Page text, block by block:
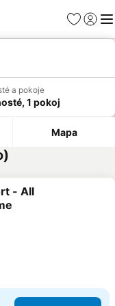
Oblíbené
a pokoje
1 pokoj
Mapa
seznam oblíbených
- All